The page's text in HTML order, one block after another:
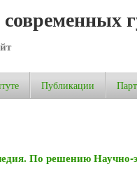
Публикации
По решению